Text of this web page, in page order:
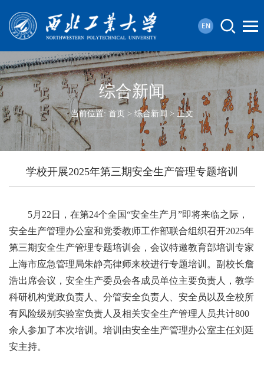
综合新闻
当前位置: 首页 > 综合新闻 > 正文
学校开展2025年第三期安全生产管理专题培训
5月22日，在第24个全国“安全生产月”即将来临之际，
安全生产管理办公室和党委教师工作部联合组织召开2025年
第三期安全生产管理专题培训会，会议特邀教育部培训专家
上海市应急管理局朱静亮律师来校进行专题培训。副校长詹
浩出席会议，安全生产委员会各成员单位主要负责人，教学
科研机构党政负责人、分管安全负责人、安全员以及全校所
有风险级别实验室负责人及相关安全生产管理人员共计800
余人参加了本次培训。培训由安全生产管理办公室主任刘延
安主持。